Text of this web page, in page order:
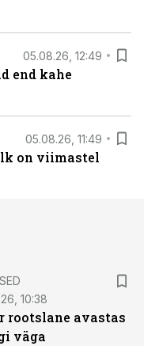
05.08.26, 12:49
end kahe
05.08.26, 11:49
on viimastel
10:38
rootslane avastas
väga